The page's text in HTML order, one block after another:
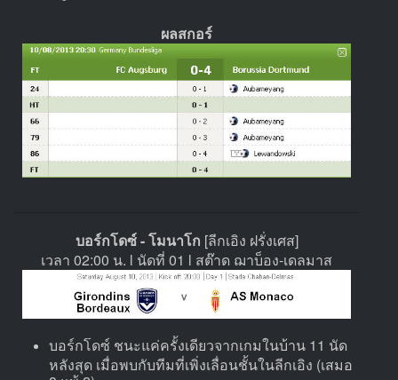
ผลสกอร์
บอร์กโดซ์ - โมนาโก [ลีกเอิง ฝรั่งเศส]
เวลา 02:00 น. l นัดที่ 01 l สต๊าด ฌาบ็อง-เดลมาส
บอร์กโดซ์ ชนะแค่ครั้งเดียวจากเกมในบ้าน 11 นัด
หลังสุด เมื่อพบกับทีมที่เพิ่งเลื่อนชั้นในลีกเอิง (เสมอ